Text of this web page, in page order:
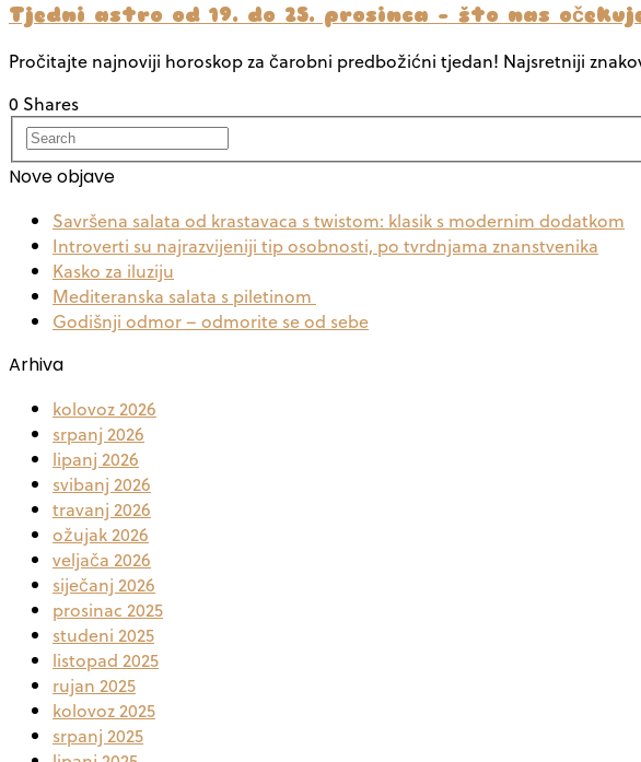
Tjedni astro od 19. do 25. prosinca – što nas
Pročitajte najnoviji horoskop za čarobni predbožićni tjedan! Najsretniji
0 Shares
Nove objave
Savršena salata od krastavaca s twistom: klasik s modernim dodatkom
Introverti su najrazvijeniji tip osobnosti, po tvrdnjama znanstvenika
Kasko za iluziju
Mediteranska salata s piletinom
Godišnji odmor – odmorite se od sebe
Arhiva
kolovoz 2026
srpanj 2026
lipanj 2026
svibanj 2026
travanj 2026
ožujak 2026
veljača 2026
siječanj 2026
prosinac 2025
studeni 2025
listopad 2025
rujan 2025
kolovoz 2025
srpanj 2025